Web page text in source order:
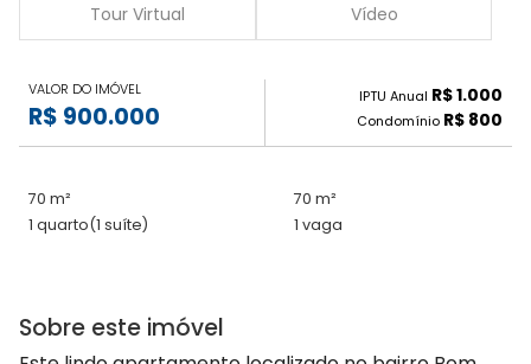
Tour Virtual Vídeo
VALOR DO IMÓVEL
R$ 900.000
IPTU Anual R$ 1.000
Condomínio R$ 800
70 m²
70 m²
1 quarto(1 suíte) 1 vaga
Sobre este imóvel